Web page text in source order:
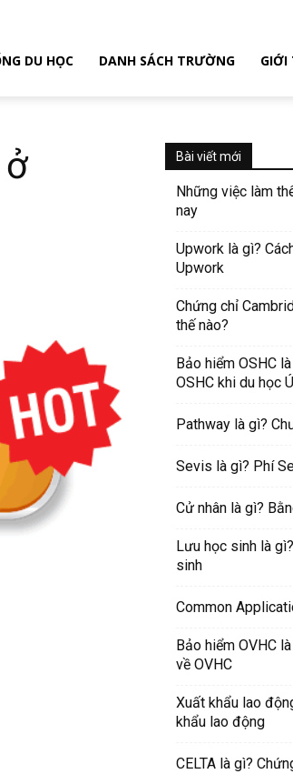
DU HỌC DANH SÁCH TRƯỜNG GIỚI
Bài viết mới
Những việc làm
nay
Upwork là gì?
Upwork
Chứng chỉ
thế nào?
Bảo hiểm OSHC
OSHC khi du học
Pathway là gì?
Sevis là gì? Phí
Cử nhân là gì?
Lưu học sinh là
sinh
Common
Bảo hiểm OVHC
về OVHC
Xuất khẩu lao
khẩu lao động
CELTA là gì?